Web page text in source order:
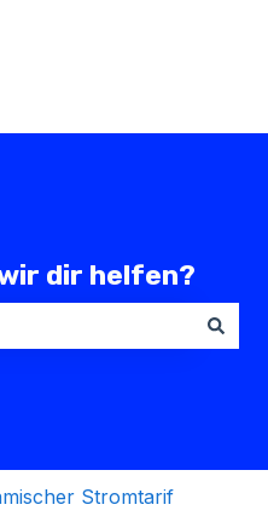
anzeigen
dir helfen?
Stromtarif